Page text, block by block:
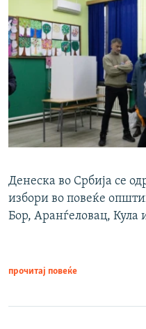
Денеска во Србија се
избори во повеќе
Бор, Аранѓеловац,
прочитај повеќе